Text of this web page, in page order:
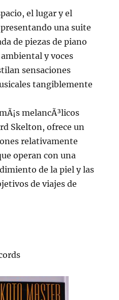
el lugar y el
una suite
de piezas de piano
y voces
sensaciones
tangiblemente
melancÃ³licos
Skelton, ofrece un
relativamente
operan con una
de la piel y las
de viajes de